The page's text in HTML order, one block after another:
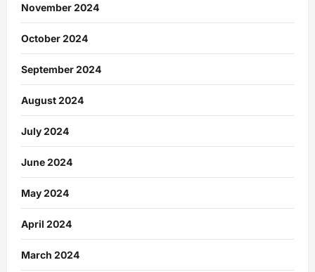
November 2024
October 2024
September 2024
August 2024
July 2024
June 2024
May 2024
April 2024
March 2024